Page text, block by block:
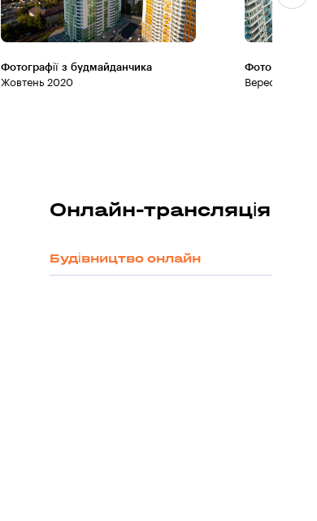
Фотографії з будмайданчика
Жовтень 2020
Фотографії
Вересень
Онлайн-трансляція
Будівництво онлайн